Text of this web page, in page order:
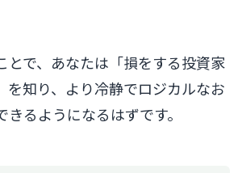
とで、あなたは「損をする投資家
を知り、より冷静でロジカルなお
るようになるはずです。